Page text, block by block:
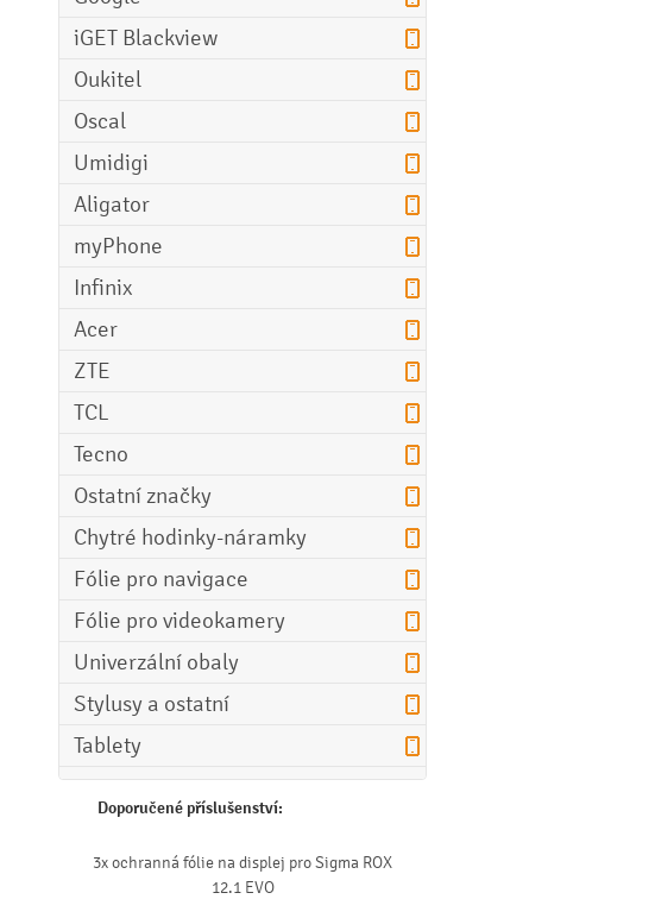
iGET Blackview
Oukitel
Oscal
Umidigi
Aligator
myPhone
Infinix
Acer
ZTE
TCL
Tecno
Ostatní značky
Chytré hodinky-náramky
Fólie pro navigace
Fólie pro videokamery
Univerzální obaly
Stylusy a ostatní
Tablety
Doporučené příslušenství:
3x ochranná fólie na displej pro Sigma ROX
12.1 EVO